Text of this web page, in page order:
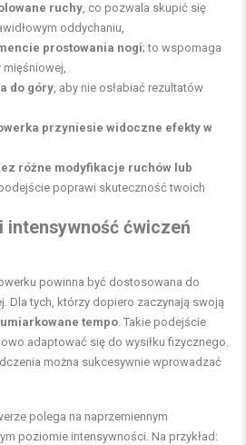
ruchy, co pozwala skupić się
oddychaniu,
prostowania nogi; to wspomaga
mięśniowej,
do góry, aby nie osłabiać rezultatów
przyniesie widoczne efekty w
różne modyfikacje ruchów lub
poprawi skuteczność twoich
intensywność ćwiczeń
powinna być dostosowana do
Dla tych, którzy dopiero zaczynają swoją
umiarkowane tempo. Takie podejście
adaptować się do wysiłku fizycznego.
można sukcesywnie wprowadzać
polega na naprzemiennym
poziomie intensywności. Na przykład: